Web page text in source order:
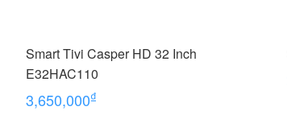
Smart Tivi Casper HD 32 Inch
E32HAC110
3,650,000₫